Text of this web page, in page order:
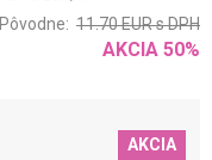
Pôvodne: 11.70EURs DPH
AKCIA 50%
AKCIA